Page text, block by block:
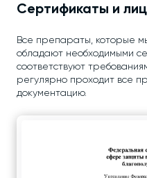
Сертификаты и
Все препараты, которые
обладают необходимыми
соответствуют
регулярно проходит все
документацию.